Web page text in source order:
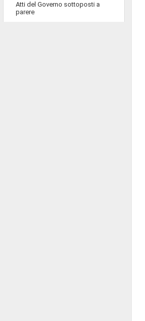
Atti del Governo sottoposti a
parere